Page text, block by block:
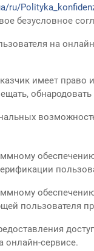
ru/
безусловное
на
имеет
пользователя
онлайн-сервисе.